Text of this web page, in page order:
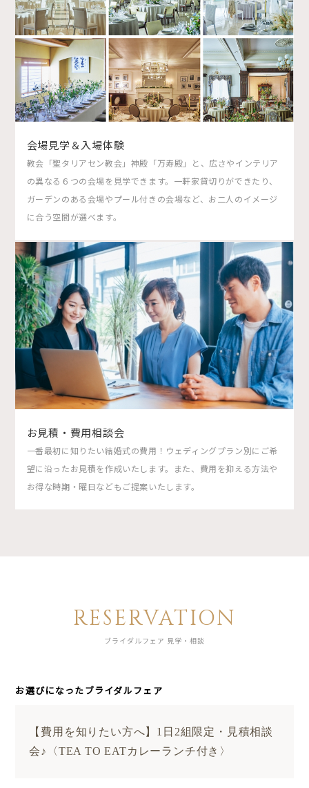
会場見学＆入場体験
教会「聖タリアセン教会」神殿「万寿殿」と、広さやインテリア
の異なる６つの会場を見学できます。一軒家貸切りができたり、
ガーデンのある会場やプール付きの会場など、お二人のイメージ
に合う空間が選べます。
お見積・費用相談会
一番最初に知りたい結婚式の費用！ウェディングプラン別にご希
望に沿ったお見積を作成いたします。また、費用を抑える方法や
お得な時期・曜日などもご提案いたします。
RESERVATION
ブライダルフェア 見学・相談
お選びになったブライダルフェア
【費用を知りたい方へ】1日2組限定・見積相談
会♪〈TEA TO EATカレーランチ付き〉